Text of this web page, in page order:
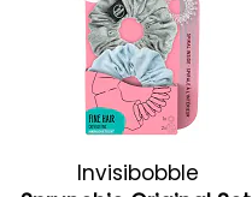
Invisibobble